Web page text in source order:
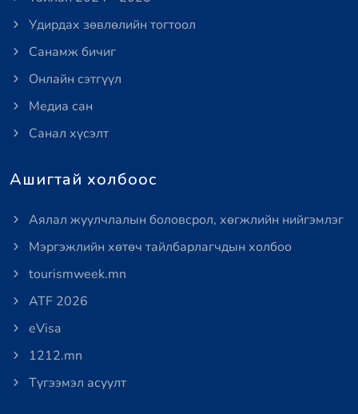
Удирдах зөвлөлийн тогтоол
Санамж бичиг
Онлайн сэтгүүл
Медиа сан
Санал хүсэлт
Ашигтай холбоос
Аялал жуулчлалын боловсрол, хөгжлийн нийгэмлэг
Мэргэжлийн хөтөч тайлбарлагчдын холбоо
tourismweek.mn
ATF 2026
eVisa
1212.mn
Түгээмэл асуулт